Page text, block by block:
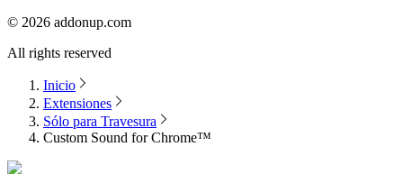
© 2026 addonup.com
All rights reserved
Inicio
Extensiones
Sólo para Travesura
Custom Sound for Chrome™